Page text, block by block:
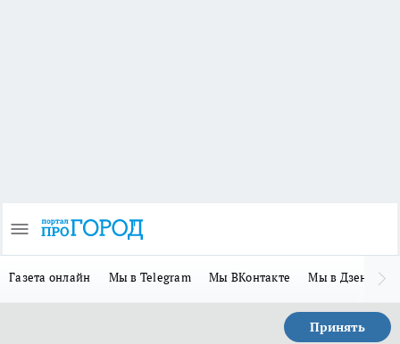
Газета онлайн Мы в Telegram Мы ВКонтакте Мы в Дзене
Принять